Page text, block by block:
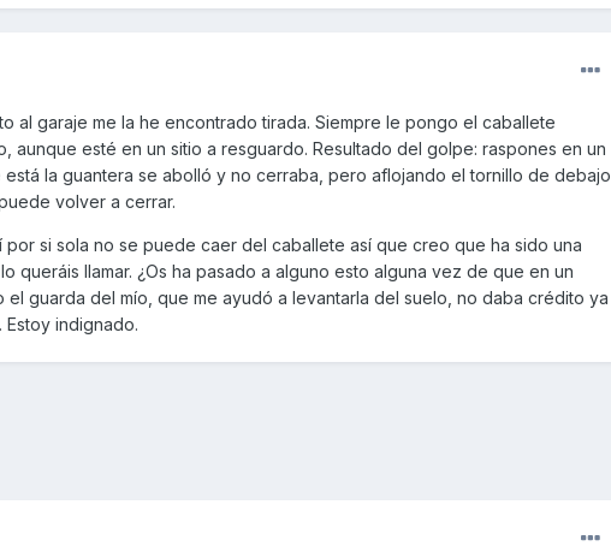
al garaje me la he encontrado tirada. Siempre le pongo el caballete
aunque esté en un sitio a resguardo. Resultado del golpe: raspones en un
la guantera se abolló y no cerraba, pero aflojando el tornillo de debajo
volver a cerrar.
si sola no se puede caer del caballete así que creo que ha sido una
queráis llamar. ¿Os ha pasado a alguno esto alguna vez de que en un
el guarda del mío, que me ayudó a levantarla del suelo, no daba crédito ya
indignado.